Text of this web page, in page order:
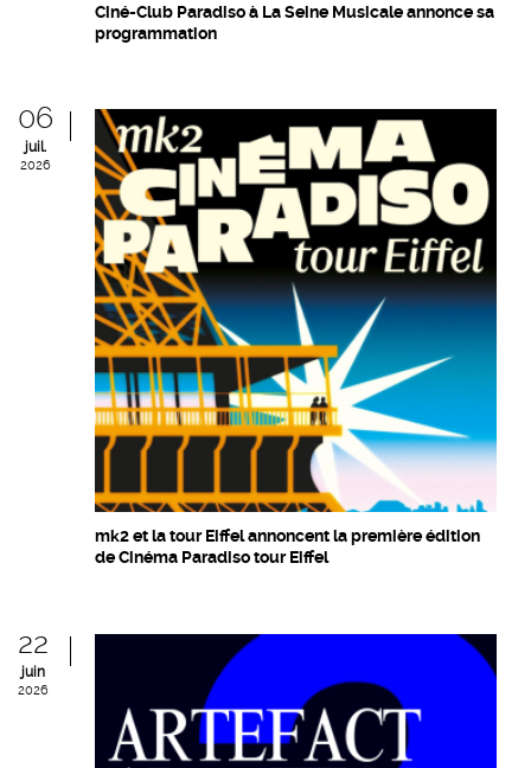
Ciné-Club Paradiso à La Seine Musicale annonce sa
programmation
06
juil.
2026
mk2 et la tour Eiffel annoncent la première édition
de Cinéma Paradiso tour Eiffel
22
juin
2026